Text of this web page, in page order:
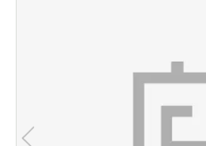
お気に入り機能の活用方